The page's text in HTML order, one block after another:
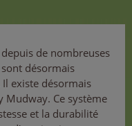
de nombreuses
désormais
existe désormais
Mudway. Ce système
et la durabilité